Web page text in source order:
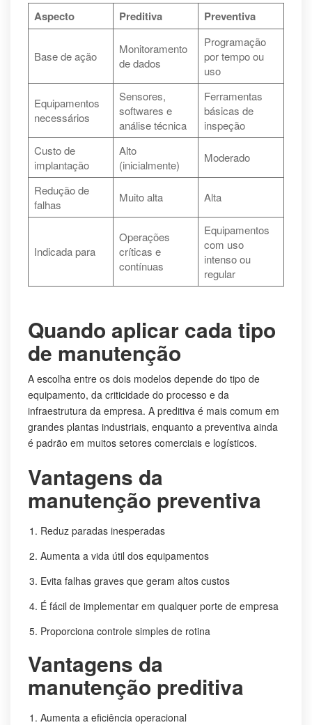
Aspecto Preditiva Preventiva
Base de ação
Monitoramento
de dados
Programação
por tempo ou
uso
Equipamentos
necessários
Sensores,
softwares e
análise técnica
Ferramentas
básicas de
inspeção
Custo de
implantação
Alto
(inicialmente)
Moderado
Redução de
falhas
Muito alta Alta
Indicada para
Operações
críticas e
contínuas
Equipamentos
com uso
intenso ou
regular
Quando aplicar cada tipo
de manutenção
A escolha entre os dois modelos depende do tipo de
equipamento, da criticidade do processo e da
infraestrutura da empresa. A preditiva é mais comum em
grandes plantas industriais, enquanto a preventiva ainda
é padrão em muitos setores comerciais e logísticos.
Vantagens da
manutenção preventiva
Reduz paradas inesperadas
Aumenta a vida útil dos equipamentos
Evita falhas graves que geram altos custos
É fácil de implementar em qualquer porte de empresa
Proporciona controle simples de rotina
Vantagens da
manutenção preditiva
Aumenta a eficiência operacional